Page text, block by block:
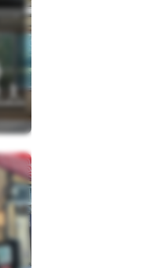
東
京都 千代田区日比谷公園1-5 緑と水の市民カレッジ２階